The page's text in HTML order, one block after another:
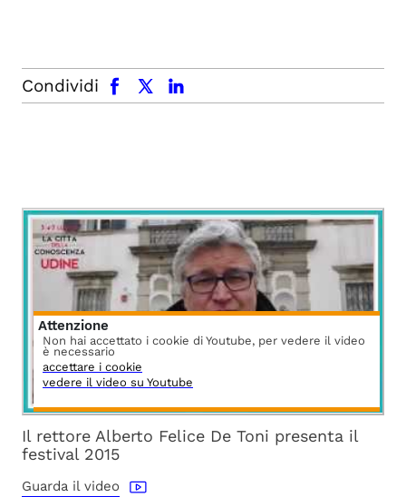
Condividi
facebook x.com linkedin
Attenzione
Non hai accettato i cookie di Youtube, per vedere il video
è necessario
accettare i cookie
vedere il video su Youtube
Il rettore Alberto Felice De Toni presenta il
festival 2015
Guarda il video